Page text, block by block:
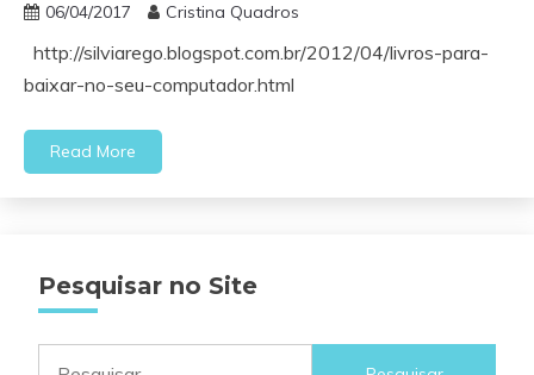
06/04/2017 Cristina Quadros
http://silviarego.blogspot.com.br/2012/04/livros-para-
baixar-no-seu-computador.html
Read More
Pesquisar no Site